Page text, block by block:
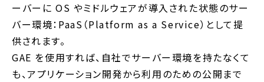
ーバーに OS やミドルウェアが導入された状態のサー
バー環境：PaaS（Platform as a Service）として提
供されます。
GAE を使用すれば、自社でサーバー環境を持たなくて
も、アプリケーション開発から利用のための公開まで